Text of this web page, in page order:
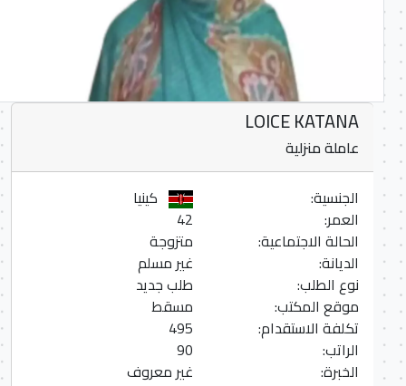
LOICE KATANA
عاملة منزلية
الجنسية:
كينيا
العمر:
الحالة الاجتماعية:
متزوجة
الديانة:
غير مسلم
نوع الطلب:
طلب جديد
موقع المكتب:
مسقط
تكلفة الاستقدام:
495
الراتب:
الخبرة:
غير معروف